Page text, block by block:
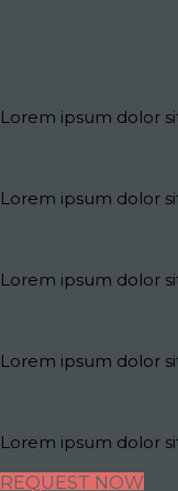
Lorem ipsum dolor
Lorem ipsum dolor
Lorem ipsum dolor
Lorem ipsum dolor
Lorem ipsum dolor
REQUEST NOW